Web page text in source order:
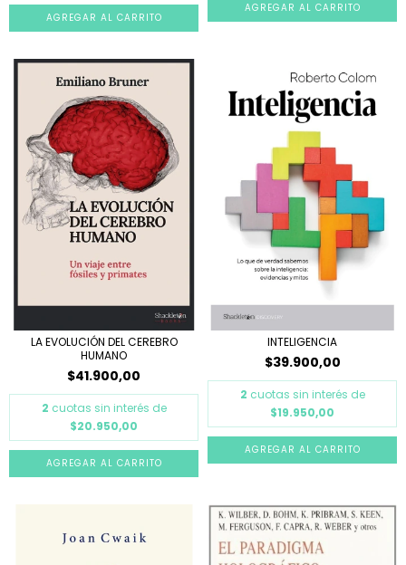
LA EVOLUCIÓN DEL CEREBRO
HUMANO
$41.900,00
2 cuotas sin interés de
$20.950,00
INTELIGENCIA
$39.900,00
2 cuotas sin interés de
$19.950,00